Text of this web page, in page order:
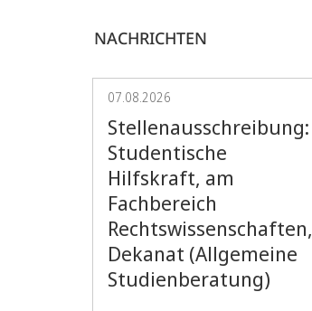
NACHRICHTEN
07.08.2026
Stellenausschreibung:
Studentische
Hilfskraft, am
Fachbereich
Rechtswissenschaften,
Dekanat (Allgemeine
Studienberatung)